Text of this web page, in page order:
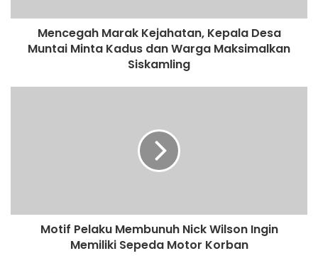
Mencegah Marak Kejahatan, Kepala Desa
Muntai Minta Kadus dan Warga Maksimalkan
Siskamling
Motif Pelaku Membunuh Nick Wilson Ingin
Memiliki Sepeda Motor Korban